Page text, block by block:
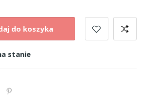
do koszyka
stanie